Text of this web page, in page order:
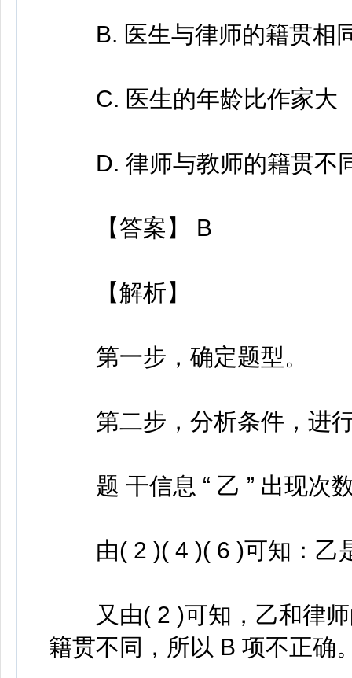
B. 医生与律师的籍贯相
C. 医生的年龄比作家大
D. 律师与教师的籍贯不
【答案】 B
【解析】
第一步，确定题型。
第二步，分析条件，进
题 干信息 “ 乙 ” 出现次
由( 2 )( 4 )( 6 )可知：乙
又由( 2 )可知，乙和律师
籍贯不同，所以 B 项不正确